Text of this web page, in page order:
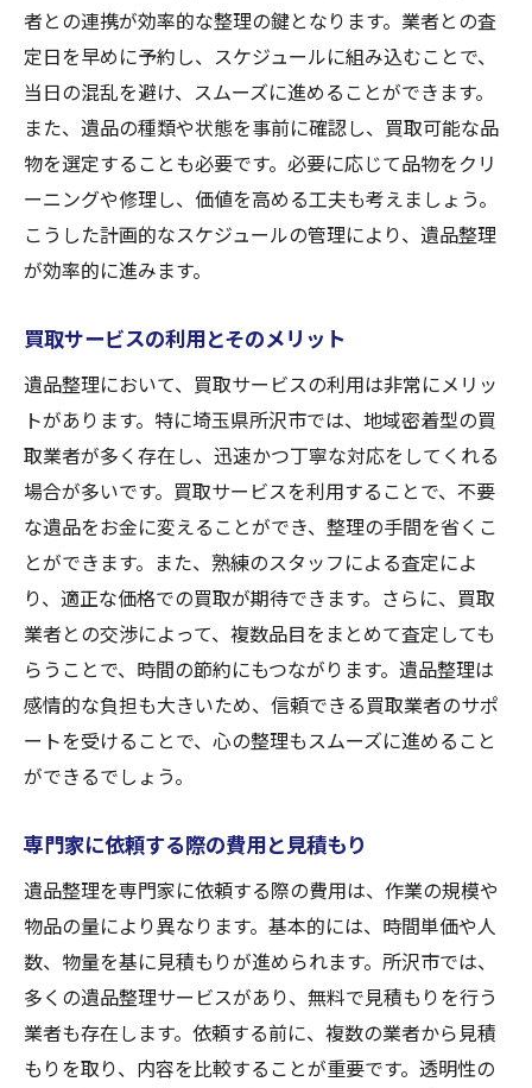
者との連携が効率的な整理の鍵となります。業者との査
定日を早めに予約し、スケジュールに組み込むことで、
当日の混乱を避け、スムーズに進めることができます。
また、遺品の種類や状態を事前に確認し、買取可能な品
物を選定することも必要です。必要に応じて品物をクリ
ーニングや修理し、価値を高める工夫も考えましょう。
こうした計画的なスケジュールの管理により、遺品整理
が効率的に進みます。
買取サービスの利用とそのメリット
遺品整理において、買取サービスの利用は非常にメリッ
トがあります。特に埼玉県所沢市では、地域密着型の買
取業者が多く存在し、迅速かつ丁寧な対応をしてくれる
場合が多いです。買取サービスを利用することで、不要
な遺品をお金に変えることができ、整理の手間を省くこ
とができます。また、熟練のスタッフによる査定によ
り、適正な価格での買取が期待できます。さらに、買取
業者との交渉によって、複数品目をまとめて査定しても
らうことで、時間の節約にもつながります。遺品整理は
感情的な負担も大きいため、信頼できる買取業者のサポ
ートを受けることで、心の整理もスムーズに進めること
ができるでしょう。
専門家に依頼する際の費用と見積もり
遺品整理を専門家に依頼する際の費用は、作業の規模や
物品の量により異なります。基本的には、時間単価や人
数、物量を基に見積もりが進められます。所沢市では、
多くの遺品整理サービスがあり、無料で見積もりを行う
業者も存在します。依頼する前に、複数の業者から見積
もりを取り、内容を比較することが重要です。透明性の